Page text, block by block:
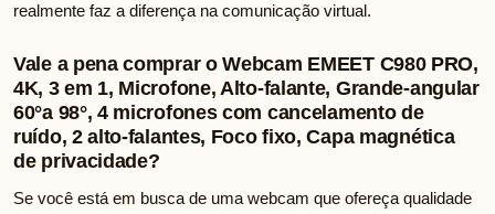
realmente faz a diferença na comunicação virtual.
Vale a pena comprar o Webcam EMEET C980 PRO,
4K, 3 em 1, Microfone, Alto-falante, Grande-angular
60°a 98°, 4 microfones com cancelamento de
ruído, 2 alto-falantes, Foco fixo, Capa magnética
de privacidade?
Se você está em busca de uma webcam que ofereça qualidade